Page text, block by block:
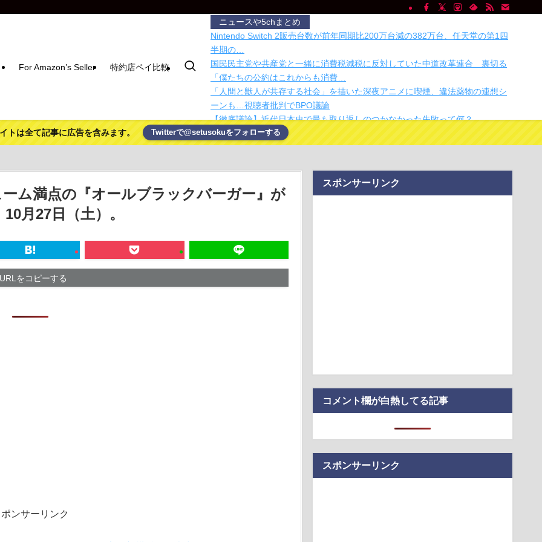
For Amazon’s Seller 特約店ペイ比較
ニュースや5chまとめ
Nintendo Switch 2販売台数が前年同期比200万台減の382万台、任天堂の第1四
半期の…
国民民主党や共産党と一緒に消費税減税に反対していた中道改革連合 裏切る
「僕たちの公約はこれからも消費…
「人間と獣人が共存する社会」を描いた深夜アニメに喫煙、違法薬物の連想シ
ーンも…視聴者批判でBPO議論
【徹底議論】近代日本史で最も取り返しのつかなかった失敗って何？
【超悲報】Z新入社員、意地でも「9月の社員旅行」の計画をやらないｗｗｗｗ
ｗ
きる可能性
iPhoneに英字＋数字キーを追加するテクがあった！
価格高騰の波、次は「PC用マザーボード」か
太陽表面を過去最高の解像度で観測 理論予測の渦「ケルビン・ヘルムホルツ
不安定性」を初確認
ｗｗｗ
トは全て記事に広告を含みます。 Twitterで@setusokuをフォローする
ム満点の『オールブラックバーガー』が
月27日（土）。
URLをコピーする
ンサーリンク
スポンサーリンク
コメント欄が白熱してる記事
スポンサーリンク